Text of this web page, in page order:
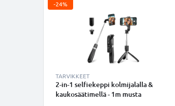
-24%
TARVIKKEET
2-in-1 selfiekeppi kolmijalalla &
kaukosäätimellä - 1m musta